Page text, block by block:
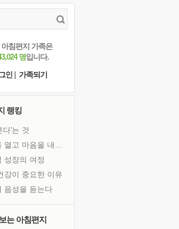
아침편지 가족은
명입니다.
인
가족되기
랭킹
성장의 여정
강이 중요한 이유
음성을 듣는다
는 아침편지